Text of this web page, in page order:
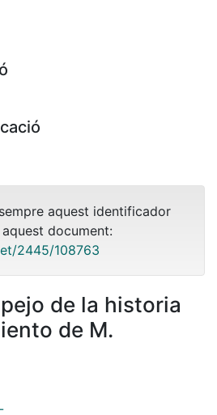
aquest identificador
document:
2445/108763
de la historia
de M.